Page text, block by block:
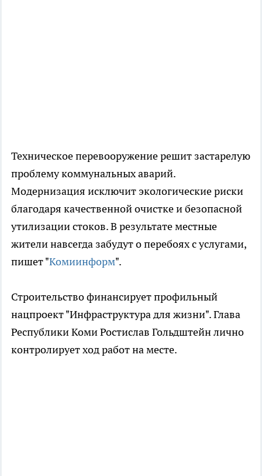
Техническое перевооружение решит застарелую
проблему коммунальных аварий.
Модернизация исключит экологические риски
благодаря качественной очистке и безопасной
утилизации стоков. В результате местные
жители навсегда забудут о перебоях с услугами,
пишет "Комиинформ".
Строительство финансирует профильный
нацпроект "Инфраструктура для жизни". Глава
Республики Коми Ростислав Гольдштейн лично
контролирует ход работ на месте.